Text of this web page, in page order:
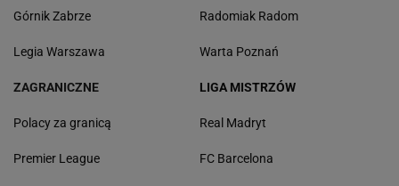
Górnik Zabrze
Legia Warszawa
Radomiak Radom
Warta Poznań
ZAGRANICZNE
Polacy za granicą
Premier League
LIGA MISTRZÓW
Real Madryt
FC Barcelona